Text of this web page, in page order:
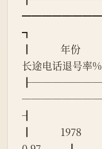
┓
┃            年份
长途电话退号率
┨
┃            1978